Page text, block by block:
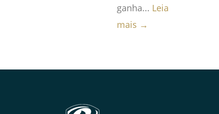
ganha... Leia
mais →